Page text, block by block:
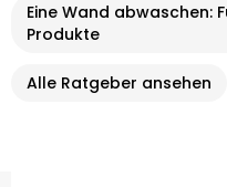
Eine Wand abwaschen:
Produkte
Alle Ratgeber ansehen